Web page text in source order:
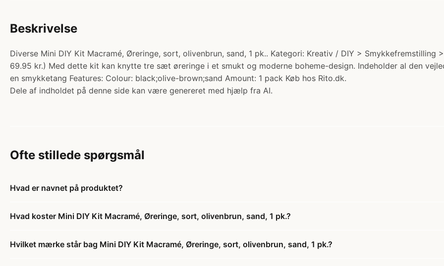
Beskrivelse
Diverse Mini DIY Kit Macramé, Øreringe, sort, olivenbrun, sand, 1 pk.. Kategori: Kreativ / DIY > Smykkefremstilling
69.95 kr.) Med dette kit kan knytte tre sæt øreringe i et smukt og moderne boheme-design. Indeholder al den
en smykketang Features: Colour: black;olive-brown;sand Amount: 1 pack Køb hos Rito.dk.
Dele af indholdet på denne side kan være genereret med hjælp fra AI.
Ofte stillede spørgsmål
Hvad er navnet på produktet?
Hvad koster Mini DIY Kit Macramé, Øreringe, sort, olivenbrun, sand, 1 pk.?
Hvilket mærke står bag Mini DIY Kit Macramé, Øreringe, sort, olivenbrun, sand, 1 pk.?